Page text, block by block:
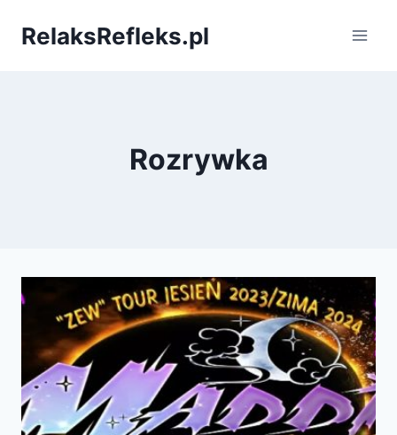
RelaksRefleks.pl
Rozrywka